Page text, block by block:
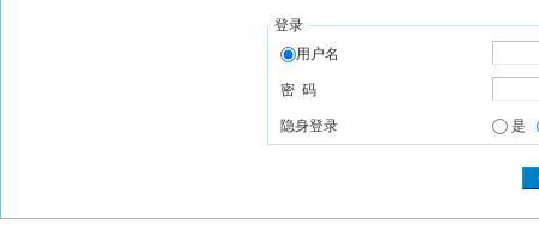
登录
用户名
密 码
隐身登录 是